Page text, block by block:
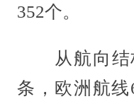
352个。
从航向结
条，欧洲航